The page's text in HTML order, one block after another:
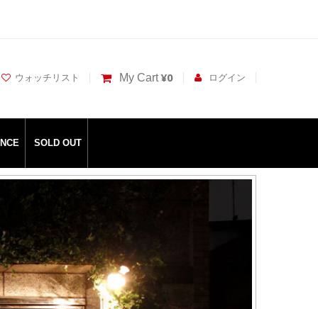
ウォッチリスト My Cart ¥0 ログイン
SOLD OUT